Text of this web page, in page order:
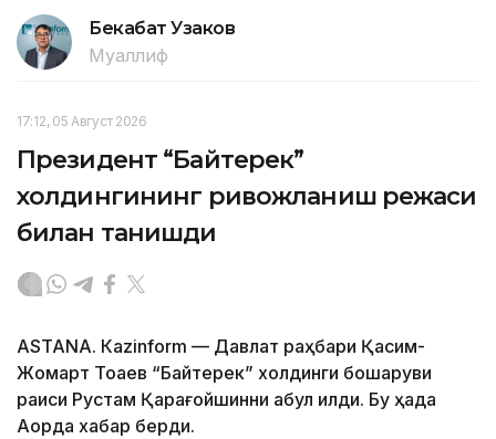
Бекабат Узаков
Муаллиф
17:12, 05 Август 2026
Президент “Байтерек”
холдингининг ривожланиш режаси
билан танишди
ASTANА. Каzinform — Давлат раҳбари Қасим-
Жомарт Тоқаев “Байтерек” холдинги бошқаруви
раиси Рустам Қарағойшинни қабул қилди. Бу ҳақда
Ақорда хабар берди.